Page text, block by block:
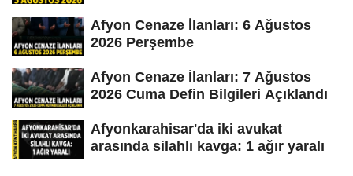
Afyon Cenaze İlanları: 6 Ağustos
2026 Perşembe
Afyon Cenaze İlanları: 7 Ağustos
2026 Cuma Defin Bilgileri Açıklandı
Afyonkarahisar'da iki avukat
arasında silahlı kavga: 1 ağır yaralı